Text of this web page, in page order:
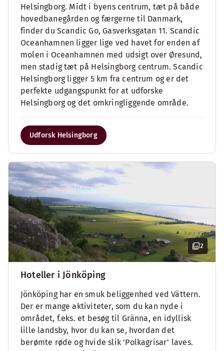
Helsingborg. Midt i byens centrum, tæt på både
hovedbanegården og færgerne til Danmark,
finder du Scandic Go, Gasverksgatan 11. Scandic
Oceanhamnen ligger lige ved havet for enden af
molen i Oceanhamnen med udsigt over Øresund,
men stadig tæt på Helsingborg centrum. Scandic
Helsingborg ligger 5 km fra centrum og er det
perfekte udgangspunkt for at udforske
Helsingborg og det omkringliggende område.
Udforsk Helsingborg
2
Hoteller i Jönköping
Jönköping har en smuk beliggenhed ved Vättern.
Der er mange aktiviteter, som du kan nyde i
området, f.eks. et besøg til Gränna, en idyllisk
lille landsby, hvor du kan se, hvordan det
berømte røde og hvide slik 'Polkagrisar' laves.